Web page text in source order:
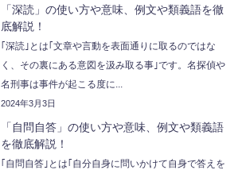
「深読」の使い方や意味、例文や類義語を徹
底解説！
｢深読｣とは｢文章や言動を表面通りに取るのではな
く、その裏にある意図を汲み取る事｣です。名探偵や
名刑事は事件が起こる度に...
2024年3月3日
「自問自答」の使い方や意味、例文や類義語
を徹底解説！
｢自問自答｣とは｢自分自身に問いかけて自身で答えを